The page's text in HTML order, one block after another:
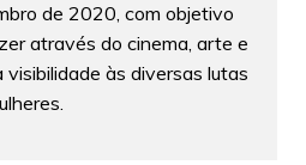
de 2020, com objetivo
através do cinema, arte e
visibilidade às diversas lutas